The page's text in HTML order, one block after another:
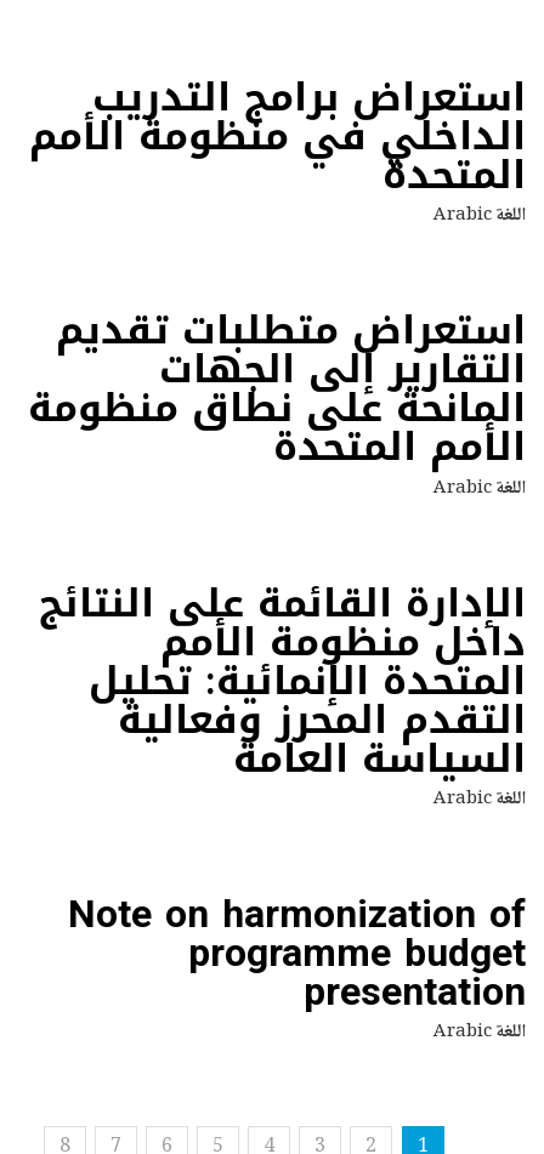
استعراض برامج التدريب
الداخلي في منظومة الأمم
المتحدة
اللغة
استعراض متطلبات تقديم
التقارير إلى الجهات
المانحة على نطاق منظومة
الأمم المتحدة
اللغة
الإدارة القائمة على النتائج
داخل منظومة الأمم
المتحدة الإنمائية: تحليل
التقدم المحرز وفعالية
السياسة العامة
اللغة
Note on harmonization of
programme budget
presentation
اللغة